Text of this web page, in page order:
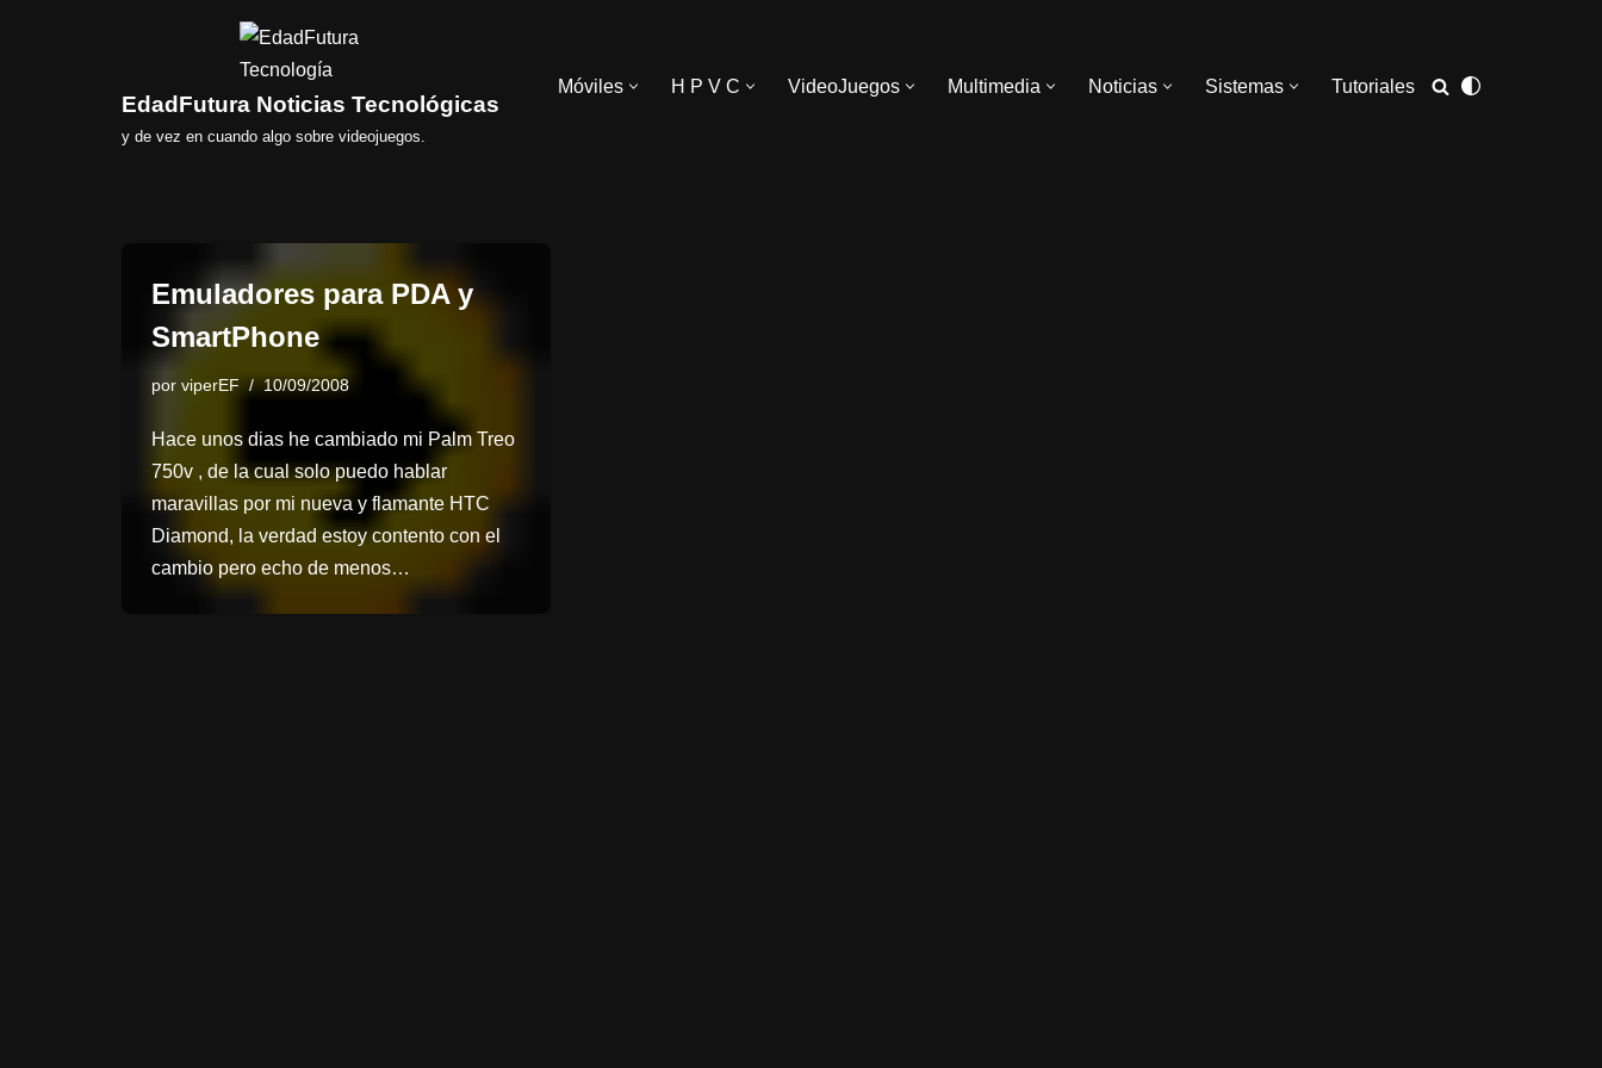
EdadFutura Noticias Tecnológicas
y de vez en cuando algo sobre videojuegos.
Móviles H P V C VideoJuegos Multimedia Noticias Sistemas Tutoriales
Emuladores para PDA y
SmartPhone
por viperEF 10/09/2008
Hace unos dias he cambiado mi Palm Treo
750v , de la cual solo puedo hablar
maravillas por mi nueva y flamante HTC
Diamond, la verdad estoy contento con el
cambio pero echo de menos…